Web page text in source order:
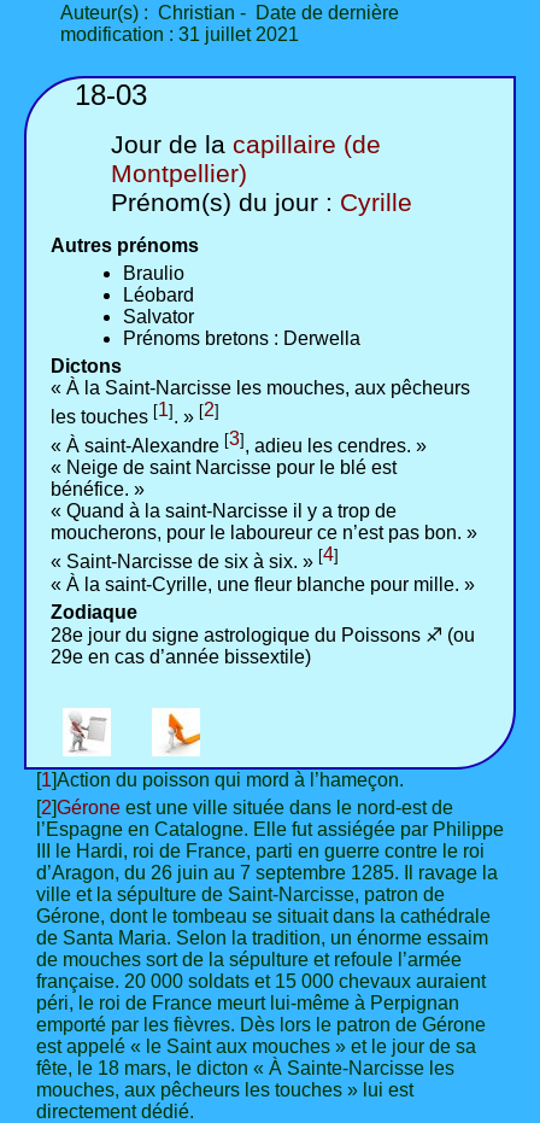
Auteur(s) : Christian - Date de dernière
modification : 31 juillet 2021
18-03
Jour de la capillaire (de
Montpellier)
Prénom(s) du jour : Cyrille
Autres prénoms
Braulio
Léobard
Salvator
Prénoms bretons : Derwella
Dictons
« À la Saint-Narcisse les mouches, aux pêcheurs
les touches [1]. » [2]
« À saint-Alexandre [3] , adieu les cendres. »
« Neige de saint Narcisse pour le blé est
bénéfice. »
« Quand à la saint-Narcisse il y a trop de
moucherons, pour le laboureur ce n’est pas bon. »
« Saint-Narcisse de six à six. » [4]
« À la saint-Cyrille, une fleur blanche pour mille. »
Zodiaque
28e jour du signe astrologique du Poissons ♐ (ou
29e en cas d’année bissextile)
[1]Action du poisson qui mord à l’hameçon.
[2]Gérone est une ville située dans le nord-est de
l’Espagne en Catalogne. Elle fut assiégée par Philippe
III le Hardi, roi de France, parti en guerre contre le roi
d’Aragon, du 26 juin au 7 septembre 1285. Il ravage la
ville et la sépulture de Saint-Narcisse, patron de
Gérone, dont le tombeau se situait dans la cathédrale
de Santa Maria. Selon la tradition, un énorme essaim
de mouches sort de la sépulture et refoule l’armée
française. 20 000 soldats et 15 000 chevaux auraient
péri, le roi de France meurt lui-même à Perpignan
emporté par les fièvres. Dès lors le patron de Gérone
est appelé « le Saint aux mouches » et le jour de sa
fête, le 18 mars, le dicton « À Sainte-Narcisse les
mouches, aux pêcheurs les touches » lui est
directement dédié.